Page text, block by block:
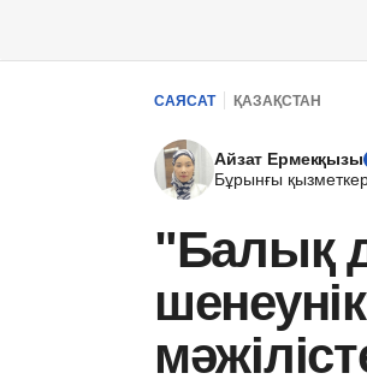
САЯСАТ ҚАЗАҚСТАН
Айзат Ермекқызы
Бұрынғы
"Балық